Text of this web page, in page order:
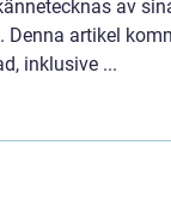
av
artikel
inklusive ...